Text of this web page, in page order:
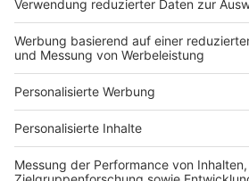
Hausanbieter-Suche
Bauprojekt-Profil
Für Unternehmen
Ihre Baufirma auf bauen.de
Kostenloses Infogespräch